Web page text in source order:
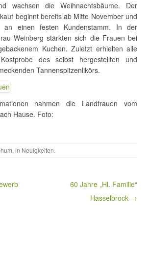
wachsen die Weihnachtsbäume. Der
beginnt bereits ab Mitte November und
an einen festen Kundenstamm. In der
Weinberg stärkten sich die Frauen bei
Kuchen. Zuletzt erhielten alle
des selbst hergestellten und
Tannenspitzenlikörs.
nahmen die Landfrauen vom
Hause. Foto:
, in Neuigkeiten.
60 Jahre „Hl. Familie“
Hasselbrock →